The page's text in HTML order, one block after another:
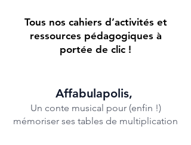
Tous nos cahiers d’activités et
ressources pédagogiques à
portée de clic !
Affabulapolis,
Un conte musical pour (enfin !)
mémoriser ses tables de multiplication